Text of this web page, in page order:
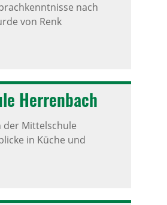
nach
von Renk
Herren­bach
der Mittelschule
in Küche und